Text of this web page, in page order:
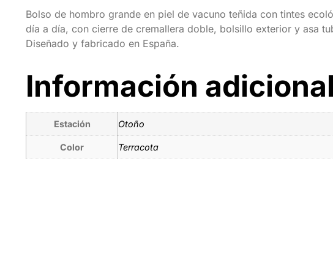
Bolso de hombro grande en piel de vacuno teñida con tintes
día a día, con cierre de cremallera doble, bolsillo exterior y asa
Diseñado y fabricado en España.
Información adicional
Estación Otoño
Color Terracota